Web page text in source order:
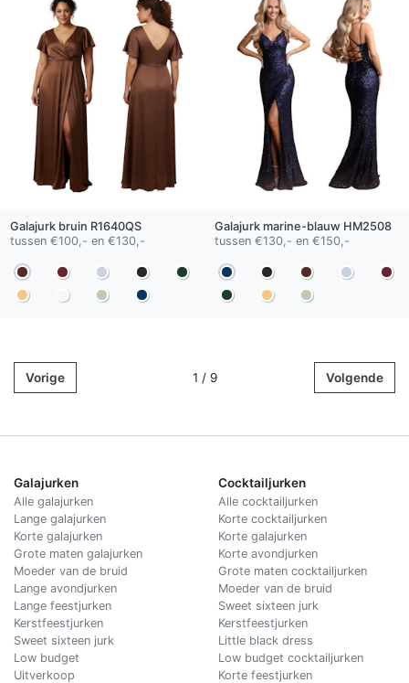
Galajurk bruin R1640QS
tussen €100,- en €130,-
Galajurk marine-blauw HM2508
tussen €130,- en €150,-
Vorige 1 / 9 Volgende
Galajurken
Alle galajurken
Lange galajurken
Korte galajurken
Grote maten galajurken
Moeder van de bruid
Lange avondjurken
Lange feestjurken
Kerstfeestjurken
Sweet sixteen jurk
Low budget
Uitverkoop
Cocktailjurken
Alle cocktailjurken
Korte cocktailjurken
Korte galajurken
Korte avondjurken
Grote maten cocktailjurken
Moeder van de bruid
Sweet sixteen jurk
Kerstfeestjurken
Little black dress
Low budget cocktailjurken
Korte feestjurken